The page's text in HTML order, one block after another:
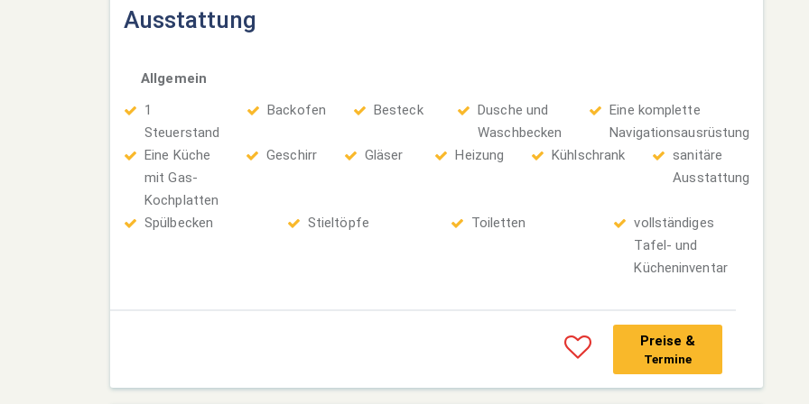
Ausstattung
Allgemein
1
Steuerstand
Backofen Besteck
Dusche und
Waschbecken
Eine komplette
Navigationsausrüstung
Eine Küche
mit Gas-
Kochplatten
Geschirr Gläser Heizung Kühlschrank
sanitäre
Ausstattung
Spülbecken Stieltöpfe Toiletten
vollständiges
Tafel- und
Kücheninventar
Preise &
Termine